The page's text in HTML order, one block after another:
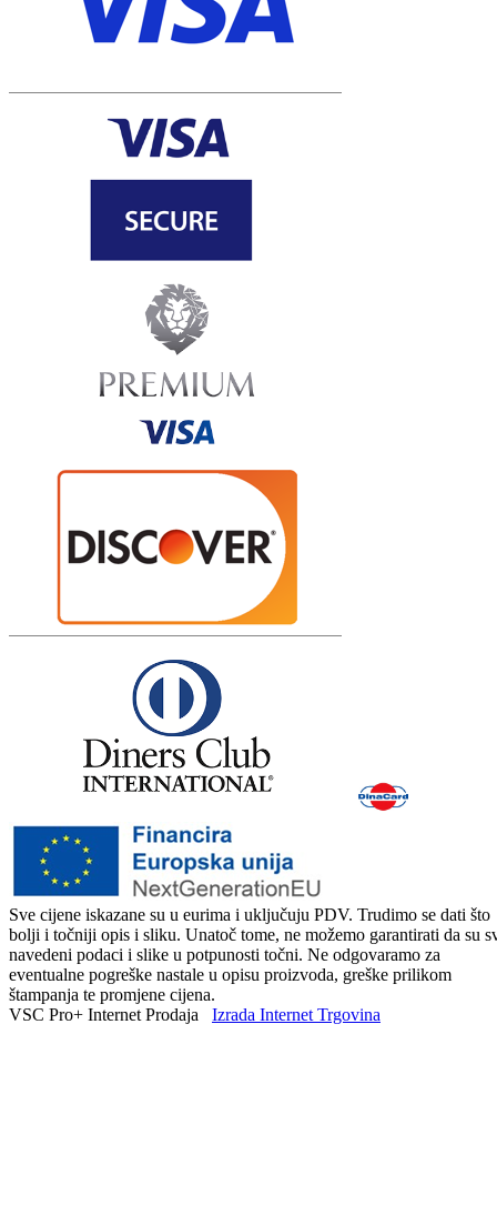
Sve cijene iskazane su u eurima i uključuju PDV. Trudimo se dati što
bolji i točniji opis i sliku. Unatoč tome, ne možemo garantirati da su
navedeni podaci i slike u potpunosti točni. Ne odgovaramo za
eventualne pogreške nastale u opisu proizvoda, greške prilikom
štampanja te promjene cijena.
VSC Pro+ Internet Prodaja Izrada Internet Trgovina